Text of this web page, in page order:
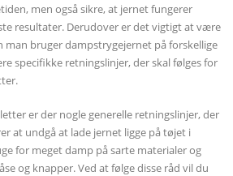
men også sikre, at jernet fungerer
resultater. Derudover er det vigtigt at være
bruger dampstrygejernet på forskellige
specifikke retningslinjer, der skal følges for
er der nogle generelle retningslinjer, der
at undgå at lade jernet ligge på tøjet i
for meget damp på sarte materialer og
og knapper. Ved at følge disse råd vil du